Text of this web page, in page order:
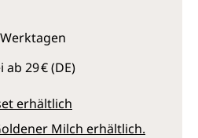
29 € (DE)
erhältlich
Milch erhältlich.